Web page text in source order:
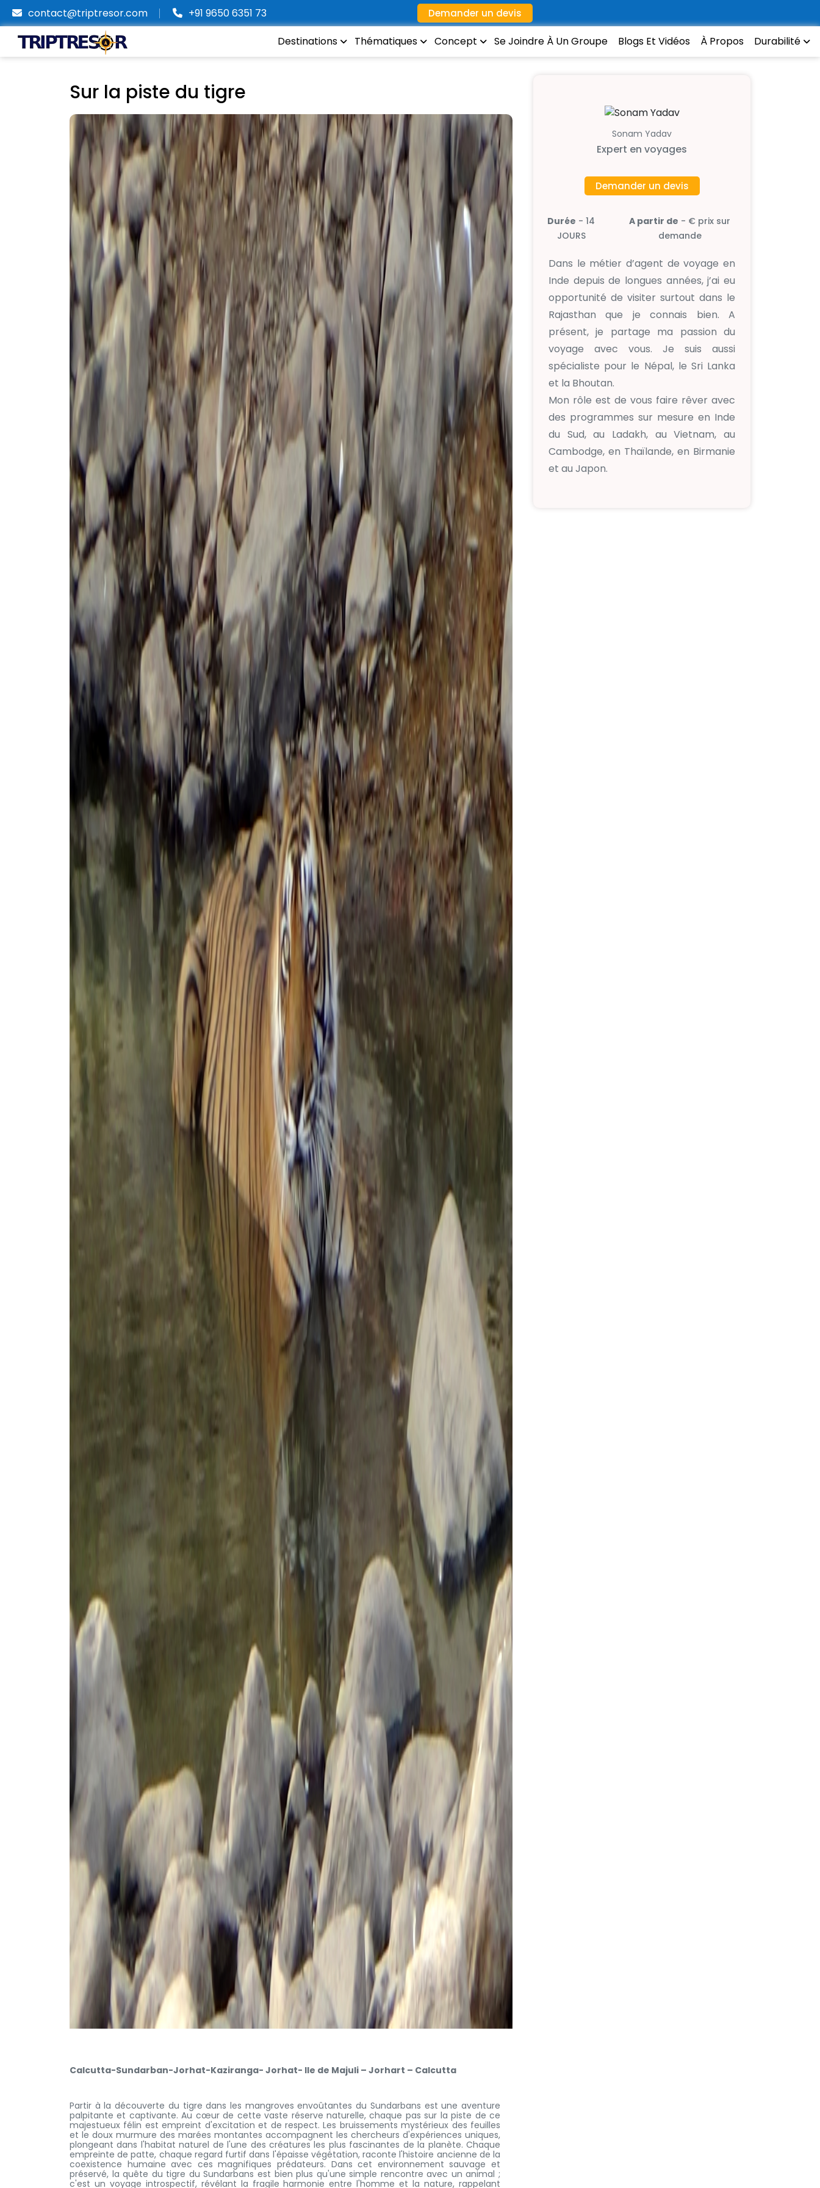
contact@triptresor.com +91 9650 6351 73 Demander un devis
Destinations Thématiques Concept Se Joindre À Un Groupe Blogs Et Vidéos À Propos Durabilité
Sur la piste du tigre
Calcutta-Sundarban-Jorhat-Kaziranga- Jorhat- Ile de Majuli – Jorhart – Calcutta
Partir à la découverte du tigre dans les mangroves envoûtantes du Sundarbans est une aventure
palpitante et captivante. Au cœur de cette vaste réserve naturelle, chaque pas sur la piste de ce
majestueux félin est empreint d'excitation et de respect. Les bruissements mystérieux des feuilles
et le doux murmure des marées montantes accompagnent les chercheurs d'expériences uniques,
plongeant dans l'habitat naturel de l'une des créatures les plus fascinantes de la planète. Chaque
empreinte de patte, chaque regard furtif dans l'épaisse végétation, raconte l'histoire ancienne de la
coexistence humaine avec ces magnifiques prédateurs. Dans cet environnement sauvage et
préservé, la quête du tigre du Sundarbans est bien plus qu'une simple rencontre avec un animal ;
c'est un voyage introspectif, révélant la fragile harmonie entre l'homme et la nature, rappelant
Sonam Yadav
Expert en voyages
Demander un devis
Durée - 14
JOURS
A partir de - € prix sur
demande
Dans le métier d’agent de voyage en
Inde depuis de longues années, j’ai eu
opportunité de visiter surtout dans le
Rajasthan que je connais bien. A
présent, je partage ma passion du
voyage avec vous. Je suis aussi
spécialiste pour le Népal, le Sri Lanka
et la Bhoutan.
Mon rôle est de vous faire rêver avec
des programmes sur mesure en Inde
du Sud, au Ladakh, au Vietnam, au
Cambodge, en Thaïlande, en Birmanie
et au Japon.